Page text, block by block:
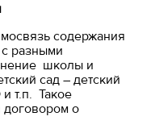
содержания
разными
школы и
сад – детский
т.п. Такое
договором о